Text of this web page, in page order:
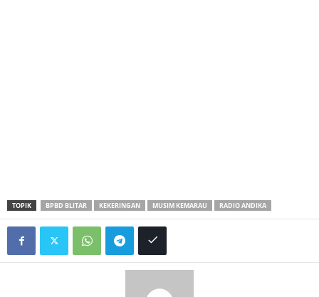
TOPIK BPBD BLITAR KEKERINGAN MUSIM KEMARAU RADIO ANDIKA